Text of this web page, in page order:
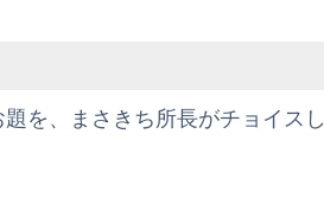
を、まさきち所長がチョイスし